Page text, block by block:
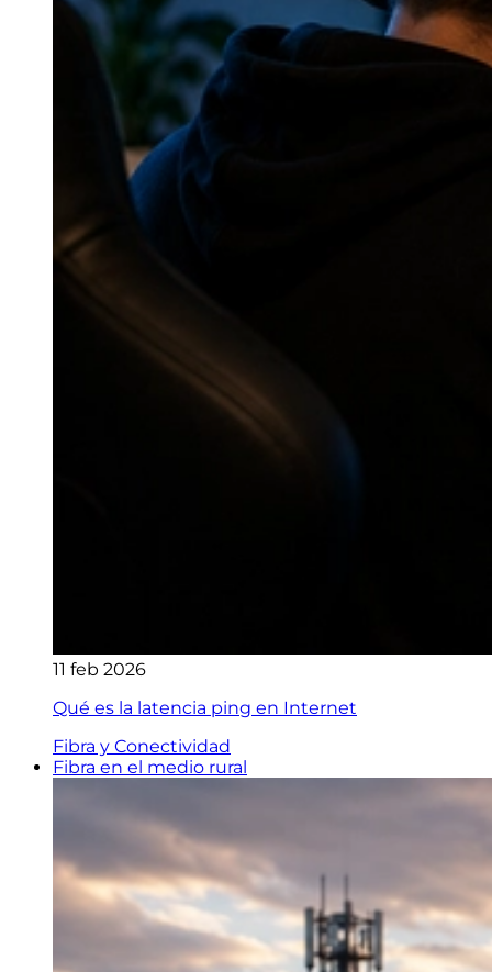
11 feb 2026
Qué es la latencia ping en Internet
Fibra y Conectividad
Fibra en el medio rural